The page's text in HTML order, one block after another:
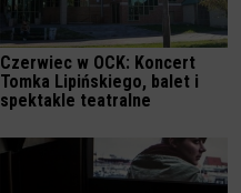
Czerwiec w OCK: Koncert
Tomka Lipińskiego, balet i
spektakle teatralne